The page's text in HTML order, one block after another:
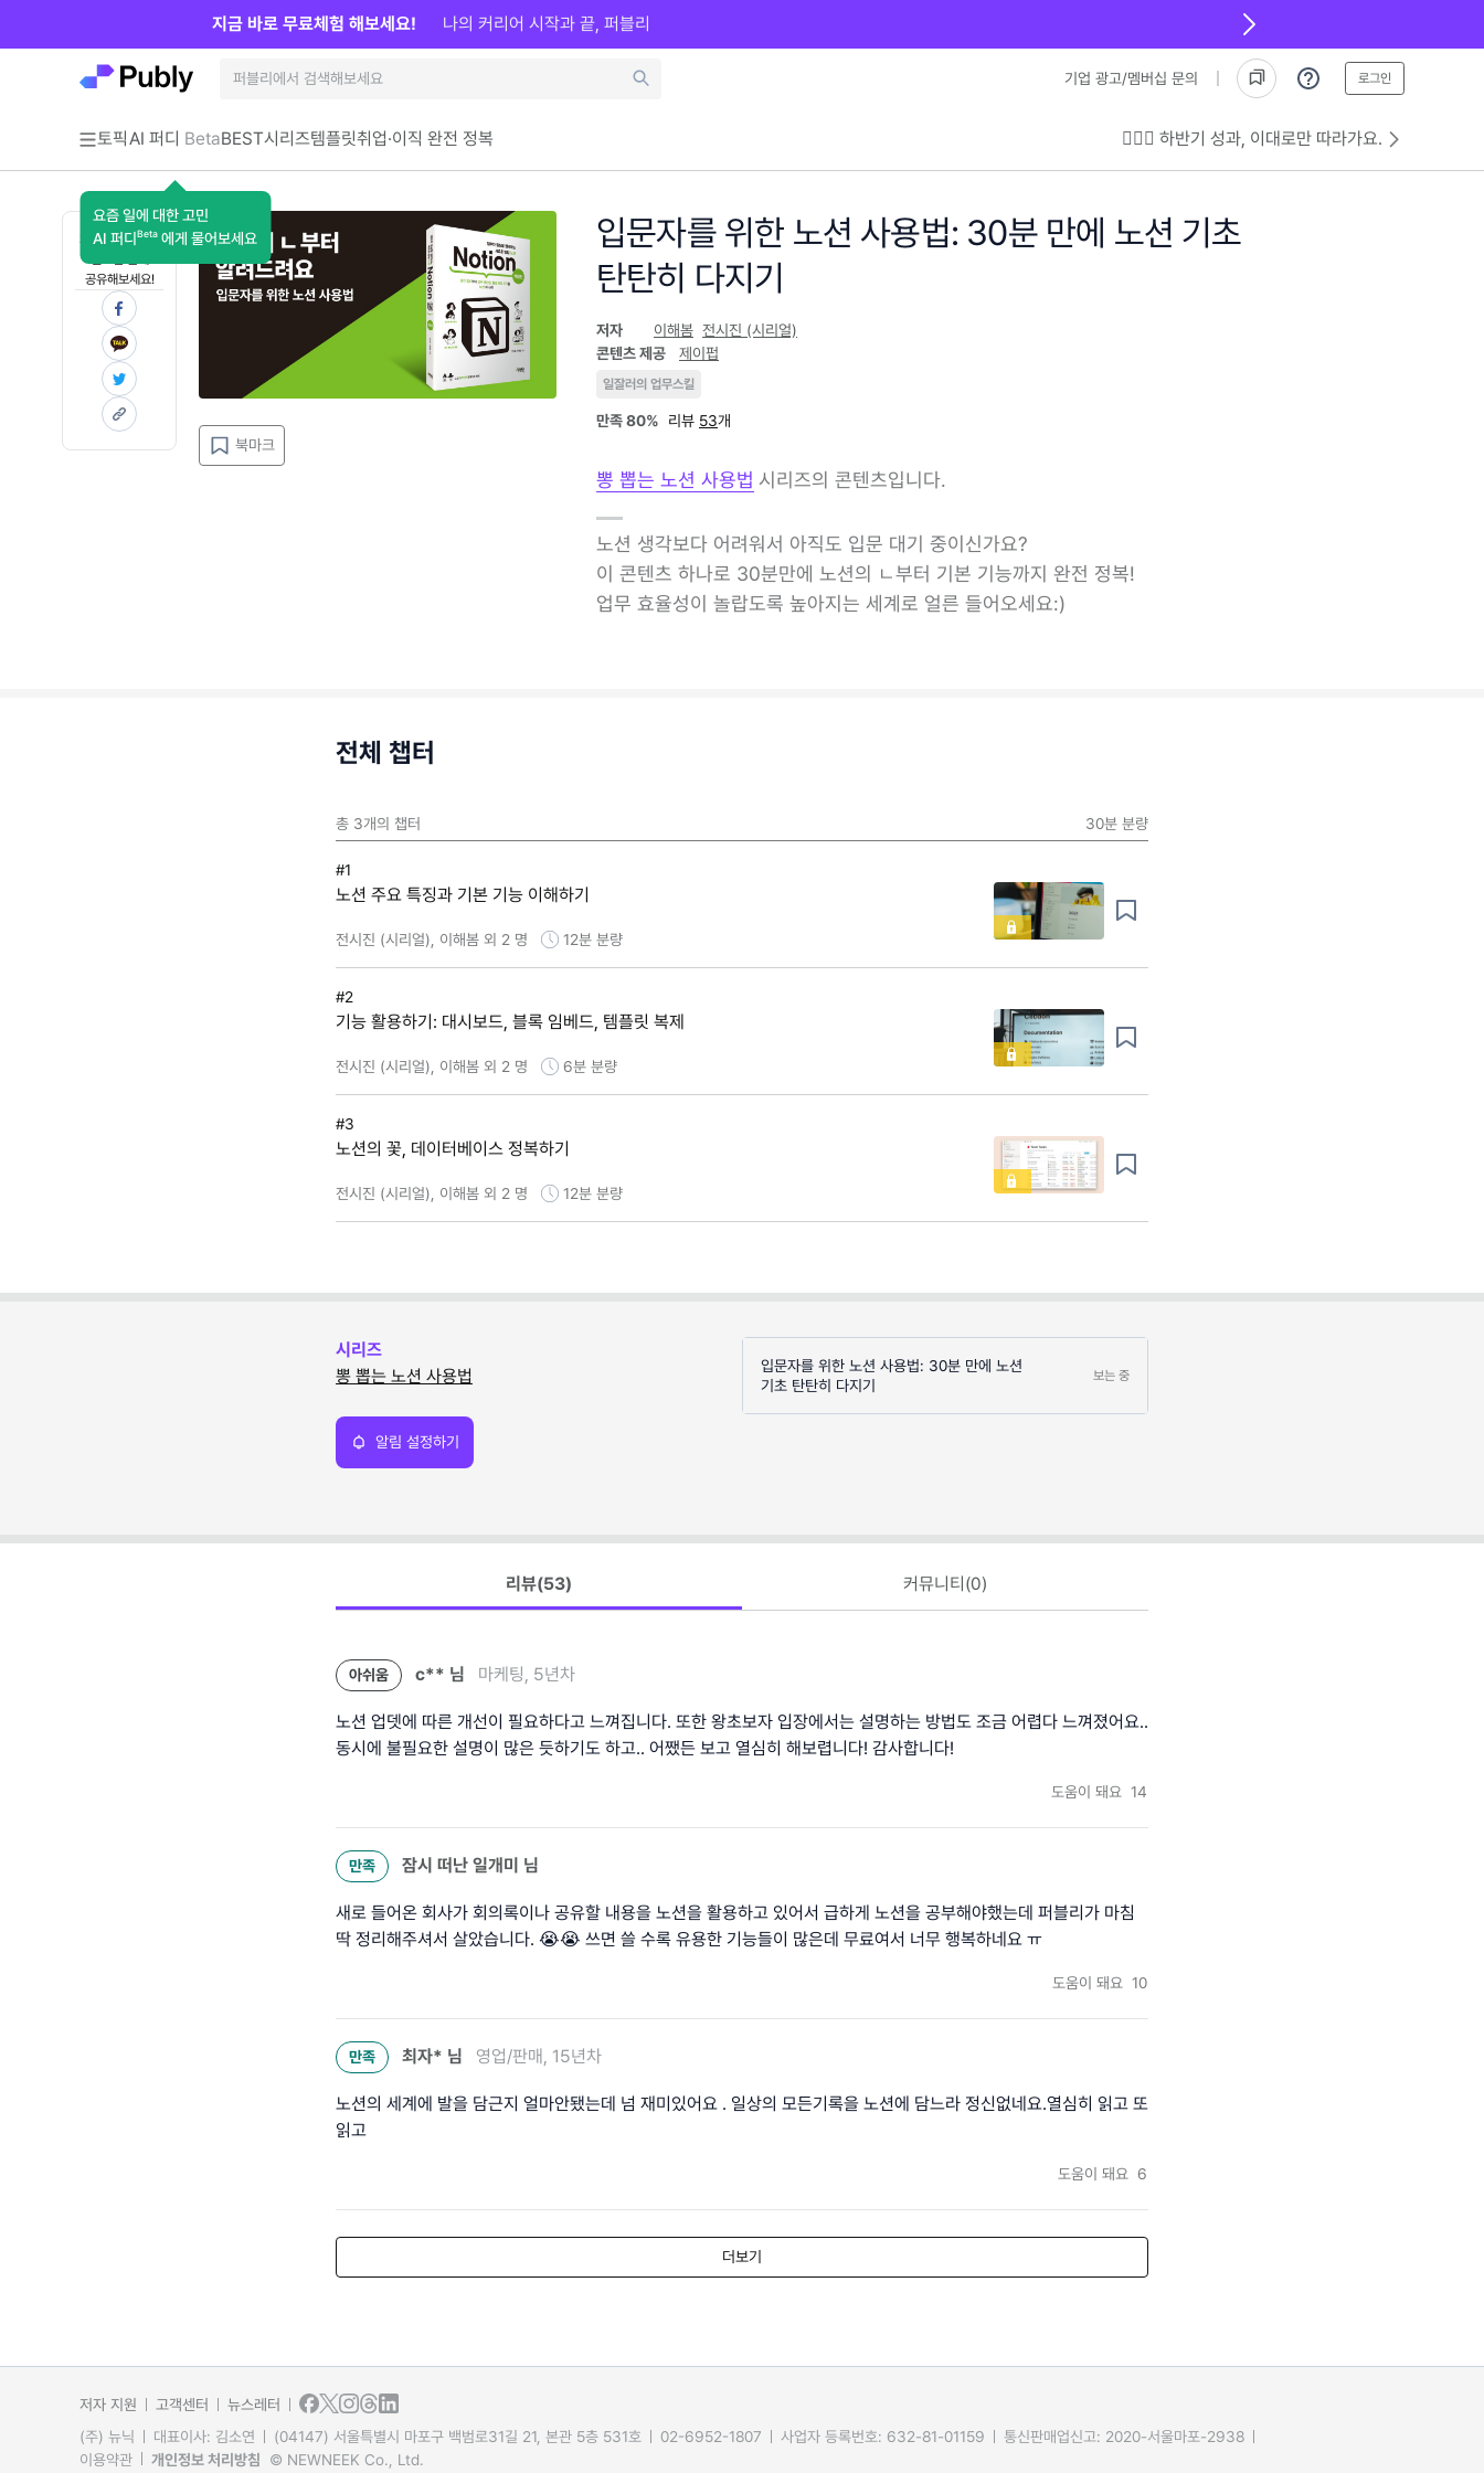
기업 광고/멤버십 문의 로그인
토픽AI 퍼디 Beta
요즘 일에 대한 고민
AI 퍼디 Beta 에게 물어보세요
BEST시리즈템플릿취업·이직 완전 정복 💁🏻‍♂️ 하반기 성과, 이대로만 따라가요.
지금 바로 무료체험 해보세요! 나의 커리어 시작과 끝, 퍼블리
지금 인사이트가
공유해보세요!
북마크
입문자를 위한 노션 사용법: 30분 만에 노션 기초
탄탄히 다지기
저자 이해봄 전시진 (시리얼)
콘텐츠 제공
제이펍
일잘러의 업무스킬
만족80% 리뷰 53개
뽕 뽑는 노션 사용법 시리즈의 콘텐츠입니다.
노션 생각보다 어려워서 아직도 입문 대기 중이신가요?
이 콘텐츠 하나로 30분만에 노션의 ㄴ부터 기본 기능까지 완전 정복!
업무 효율성이 놀랍도록 높아지는 세계로 얼른 들어오세요:)
전체 챕터
총 3개의 챕터 30분 분량
#1
노션 주요 특징과 기본 기능 이해하기
전시진 (시리얼), 이해봄 외 2 명 12분 분량
#2
기능 활용하기: 대시보드, 블록 임베드, 템플릿 복제
전시진 (시리얼), 이해봄 외 2 명 6분 분량
#3
노션의 꽃, 데이터베이스 정복하기
전시진 (시리얼), 이해봄 외 2 명 12분 분량
시리즈
뽕 뽑는 노션 사용법
알림 설정하기
입문자를 위한 노션 사용법: 30분 만에 노션
기초 탄탄히 다지기
보는 중
리뷰(53) 커뮤니티(0)
아쉬움 c** 님 마케팅, 5년차
노션 업뎃에 따른 개선이 필요하다고 느껴집니다. 또한 왕초보자 입장에서는 설명하는 방법도 조금 어렵다 느껴졌어요..
동시에 불필요한 설명이 많은 듯하기도 하고.. 어쨌든 보고 열심히 해보렵니다! 감사합니다!
도움이 돼요 14
만족 잠시 떠난 일개미 님
새로 들어온 회사가 회의록이나 공유할 내용을 노션을 활용하고 있어서 급하게 노션을 공부해야했는데 퍼블리가 마침
딱 정리해주셔서 살았습니다. 😭😭 쓰면 쓸 수록 유용한 기능들이 많은데 무료여서 너무 행복하네요 ㅠ
도움이 돼요 10
만족 최자* 님 영업/판매, 15년차
노션의 세계에 발을 담근지 얼마안됐는데 넘 재미있어요 . 일상의 모든기록을 노션에 담느라 정신없네요.열심히 읽고 또
읽고
도움이 돼요 6
더보기
저자 지원 고객센터
뉴스레터
(주) 뉴닉
대표이사: 김소연 (04147) 서울특별시 마포구 백범로31길 21, 본관 5층 531호 02-6952-1807 사업자 등록번호: 632-81-01159
통신판매업신고: 2020-서울마포-2938
이용약관
개인정보 처리방침 © NEWNEEK Co., Ltd.